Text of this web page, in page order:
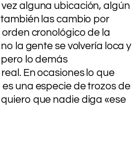
alguna ubicación, algún
también las cambio por
cronológico de la
la gente se volvería loca y
lo demás
En ocasiones lo que
una especie de trozos de
que nadie diga «ese